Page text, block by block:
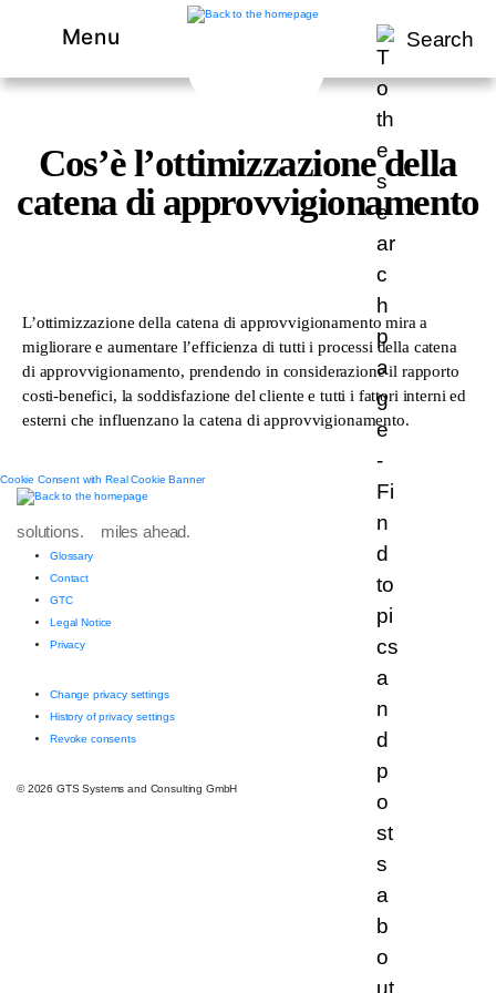
Menu Search
Cos’è l’ottimizzazione della
catena di approvvigionamento
L’ottimizzazione della catena di approvvigionamento mira a
migliorare e aumentare l’efficienza di tutti i processi della catena
di approvvigionamento, prendendo in considerazione il rapporto
costi-benefici, la soddisfazione del cliente e tutti i fattori interni ed
esterni che influenzano la catena di approvvigionamento.
Cookie Consent with Real Cookie Banner
solutions. miles ahead.
Glossary
Contact
GTC
Legal Notice
Privacy
Change privacy settings
History of privacy settings
Revoke consents
© 2026 GTS Systems and Consulting GmbH